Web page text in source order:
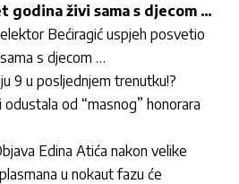
godina živi sama s djecom …
Bećiragić uspjeh posvetio
s djecom …
9 u posljednjem trenutku!?
od “masnog” honorara
Edina Atića nakon velike
u nokaut fazu će